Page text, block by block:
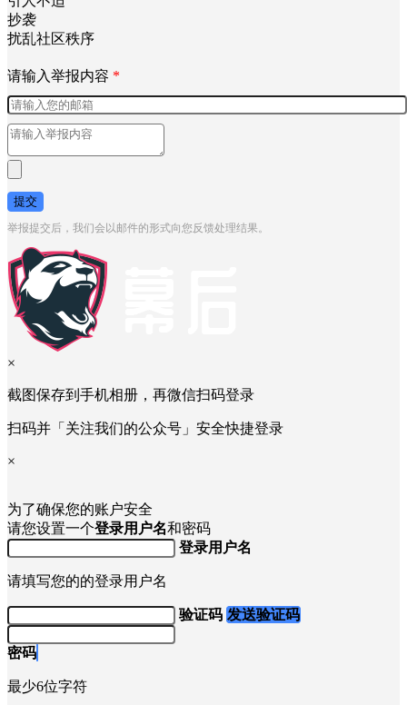
抄袭
扰乱社区秩序
请输入举报内容 *
提交
举报提交后，我们会以邮件的形式向您反馈处理结果。
×
截图保存到手机相册，再微信扫码登录
扫码并「关注我们的公众号」安全快捷登录
×
为了确保您的账户安全
请您设置一个登录用户名和密码
登录用户名
请填写您的的登录用户名
验证码 发送验证码
密码
最少6位字符